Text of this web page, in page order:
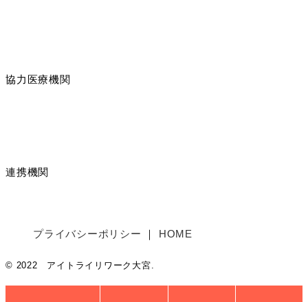
協力医療機関
連携機関
プライバシーポリシー HOME
© 2022 アイトライリワーク大宮.